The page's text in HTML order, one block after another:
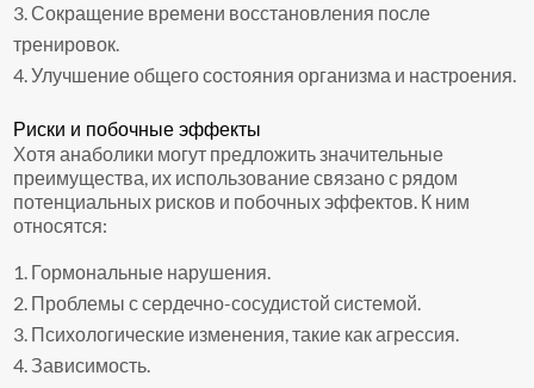
Сокращение времени восстановления после
тренировок.
Улучшение общего состояния организма и настроения.
Риски и побочные эффекты
Хотя анаболики могут предложить значительные
преимущества, их использование связано с рядом
потенциальных рисков и побочных эффектов. К ним
относятся:
Гормональные нарушения.
Проблемы с сердечно-сосудистой системой.
Психологические изменения, такие как агрессия.
Зависимость.